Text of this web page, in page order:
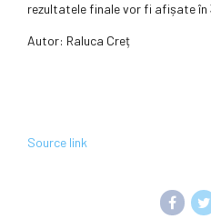
rezultatele finale vor fi afișate în
Autor: Raluca Creț
Source link